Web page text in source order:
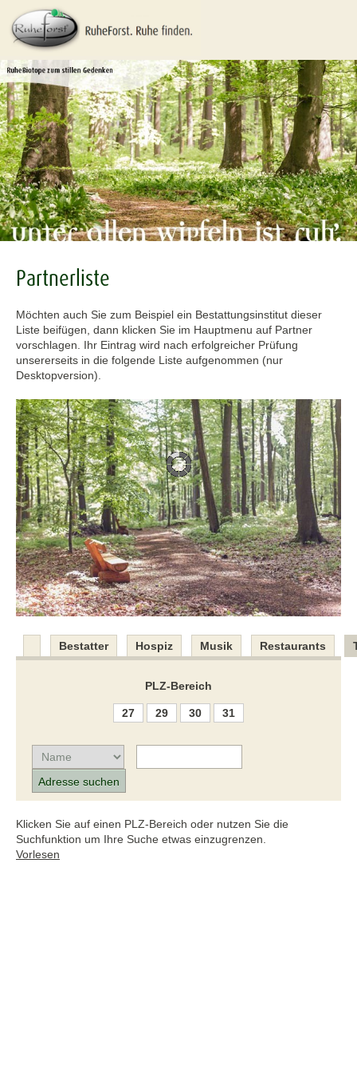
Partnerliste
Möchten auch Sie zum Beispiel ein Bestattungsinstitut dieser
Liste beifügen, dann klicken Sie im Hauptmenu auf Partner
vorschlagen. Ihr Eintrag wird nach erfolgreicher Prüfung
unsererseits in die folgende Liste aufgenommen (nur
Desktopversion).
Bestatter Hospiz Musik Restaurants
PLZ-Bereich
27 29 30 31
Klicken Sie auf einen PLZ-Bereich oder nutzen Sie die
Suchfunktion um Ihre Suche etwas einzugrenzen.
Vorlesen